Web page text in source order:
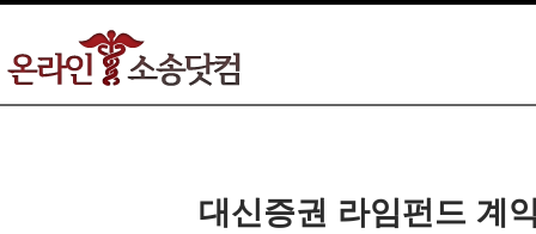
대신증권 라임펀드 계